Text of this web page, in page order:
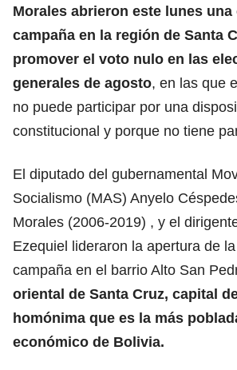
Morales abrieron este lunes una
campaña en la región de Santa
promover el voto nulo en las
generales de agosto, en las que
no puede participar por una
constitucional y porque no tiene
El diputado del gubernamental
Socialismo (MAS) Anyelo
Morales (2006-2019) , y el
Ezequiel lideraron la apertura de
campaña en el barrio Alto San
oriental de Santa Cruz, capital
homónima que es la más
económico de Bolivia.